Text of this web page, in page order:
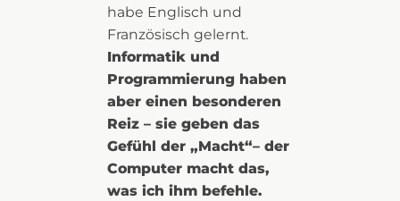
habe Englisch und
Französisch gelernt.
Informatik und
Programmierung haben
aber einen besonderen
Reiz – sie geben das
Gefühl der „Macht“– der
Computer macht das,
was ich ihm befehle.